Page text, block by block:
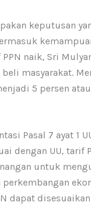
keputusan
naik, Sri
masyarakat.
5 persen
Pasal 7 ayat 1
dengan UU,
untuk
dapat